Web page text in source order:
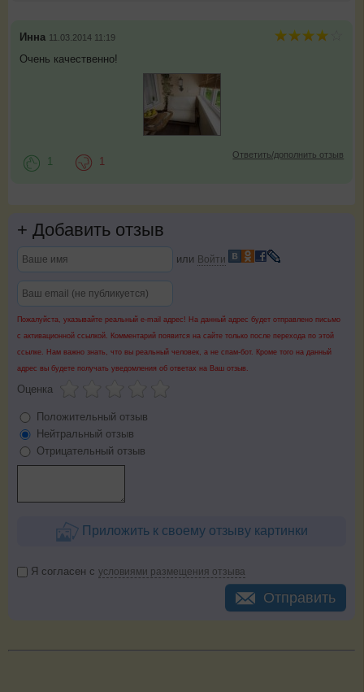
Инна 11.03.2014 11:19
Очень качественно!
Ответить/дополнить отзыв
1 1
+ Добавить отзыв
или Войти
Пожалуйста, указывайте реальный e-mail адрес! На данный адрес будет отправлено письмо
с активационной ссылкой. Комментарий появится на сайте только после перехода по этой
ссылке. Нам важно знать, что вы реальный человек, а не спам-бот. Кроме того на данный
адрес вы будете получать уведомления об ответах на Ваш отзыв.
Оценка
Положительный отзыв
Нейтральный отзыв
Отрицательный отзыв
Приложить к своему отзыву картинки
Я согласен с условиями размещения отзыва
Отправить